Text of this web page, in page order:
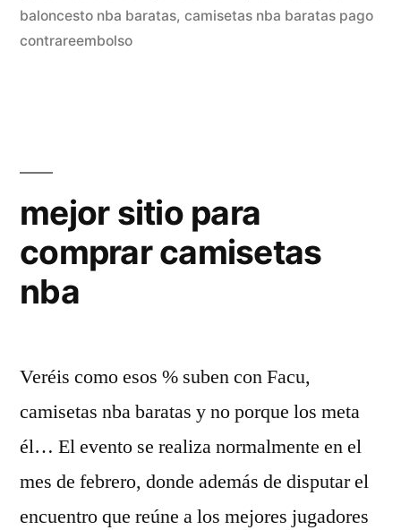
nba»
baloncesto nba baratas, camisetas nba baratas pago
contrareembolso
mejor sitio para
comprar camisetas
nba
Veréis como esos % suben con Facu,
camisetas nba baratas y no porque los meta
él… El evento se realiza normalmente en el
mes de febrero, donde además de disputar el
encuentro que reúne a los mejores jugadores